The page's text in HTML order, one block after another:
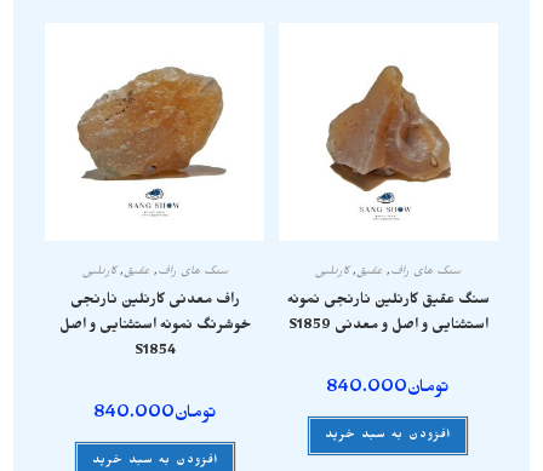
سنگ های راف, عقیق, کارنلین
سنگ عقیق کارنلین نارنجی نمونه
استثنایی و اصل و معدنی S1859
تومان840.000
افزودن به سبد خرید
سنگ های راف, عقیق,کارنلین
راف معدنی کارنلین نارنجی
خوشرنگ نمونه استثنایی و اصل
S1854
تومان840.000
افزودن به سبد خرید